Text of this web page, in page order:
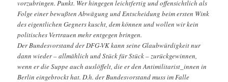
vorzubringen. Punkt. Wer hingegen leichtfertig und offensichtlich als
Folge einer bewußten Abwägung und Entscheidung beim ersten Wink
des eigentlichen Gegners kuscht, dem können und wollen wir kein
politisches Vertrauen mehr entgegen bringen.
Der Bundesvorstand der DFG-VK kann seine Glaubwürdigkeit nur
dann wieder – allmählich und Stück für Stück – zurückgewinnen,
wenn er die Suppe auch auslöffelt, die er den Antimilitarist_innen in
Berlin eingebrockt hat. D.h. der Bundesvorstand muss im Falle